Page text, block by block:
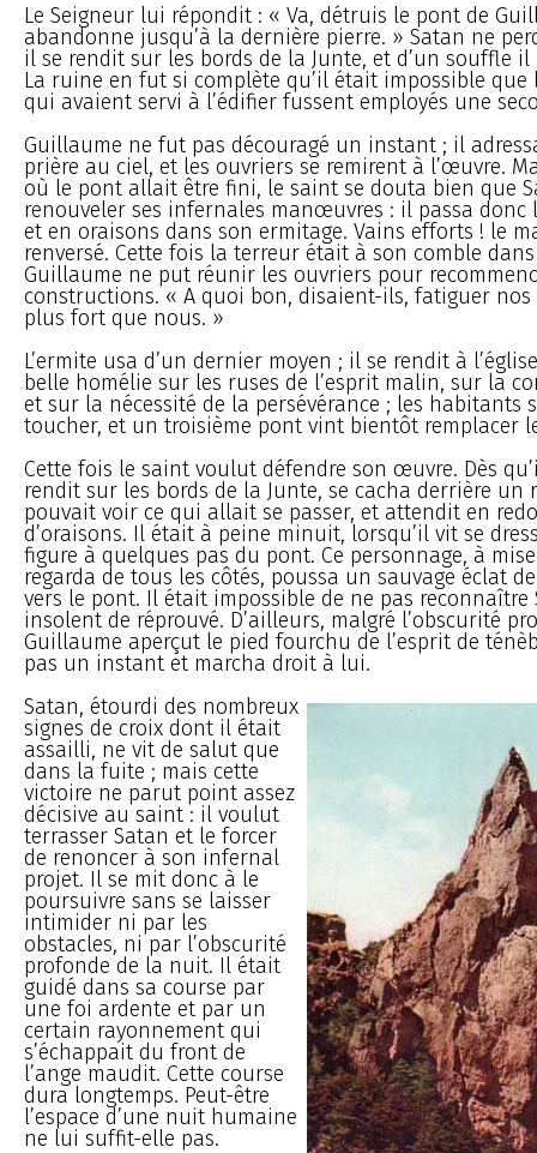
Le Seigneur lui répondit : « Va, détruis le pont de
abandonne jusqu’à la dernière pierre. » Satan ne
il se rendit sur les bords de la Junte, et d’un souffle
La ruine en fut si complète qu’il était impossible que
qui avaient servi à l’édifier fussent employés une
Guillaume ne fut pas découragé un instant ; il
prière au ciel, et les ouvriers se remirent à l’œuvre.
où le pont allait être fini, le saint se douta bien que
renouveler ses infernales manœuvres : il passa
et en oraisons dans son ermitage. Vains efforts ! le
renversé. Cette fois la terreur était à son comble
Guillaume ne put réunir les ouvriers pour
constructions. « A quoi bon, disaient-ils, fatiguer nos
plus fort que nous. »
L’ermite usa d’un dernier moyen ; il se rendit à
belle homélie sur les ruses de l’esprit malin, sur la
et sur la nécessité de la persévérance ; les habitants
toucher, et un troisième pont vint bientôt remplacer
Cette fois le saint voulut défendre son œuvre. Dès
rendit sur les bords de la Junte, se cacha derrière un
pouvait voir ce qui allait se passer, et attendit en
d’oraisons. Il était à peine minuit, lorsqu’il vit se
figure à quelques pas du pont. Ce personnage, à
regarda de tous les côtés, poussa un sauvage éclat
vers le pont. Il était impossible de ne pas reconnaître
insolent de réprouvé. D’ailleurs, malgré l’obscurité
Guillaume aperçut le pied fourchu de l’esprit de
pas un instant et marcha droit à lui.
Satan, étourdi des nombreux
signes de croix dont il était
assailli, ne vit de salut que
dans la fuite ; mais cette
victoire ne parut point assez
décisive au saint : il voulut
terrasser Satan et le forcer
de renoncer à son infernal
projet. Il se mit donc à le
poursuivre sans se laisser
intimider ni par les
obstacles, ni par l’obscurité
profonde de la nuit. Il était
guidé dans sa course par
une foi ardente et par un
certain rayonnement qui
s’échappait du front de
l’ange maudit. Cette course
dura longtemps. Peut-être
l’espace d’une nuit humaine
ne lui suffit-elle pas.